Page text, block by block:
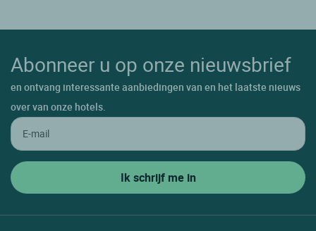
Abonneer u op onze nieuwsbrief
en ontvang interessante aanbiedingen van en het laatste nieuws
over van onze hotels.